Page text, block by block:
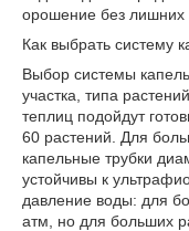
орошение без лишних
Как выбрать систему
Выбор системы
участка, типа
теплиц подойдут
60 растений. Для
капельные трубки
устойчивы к
давление воды: для
атм, но для больших